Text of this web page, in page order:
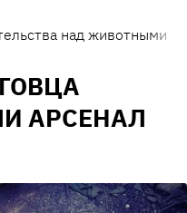
над животными
АРСЕНАЛ